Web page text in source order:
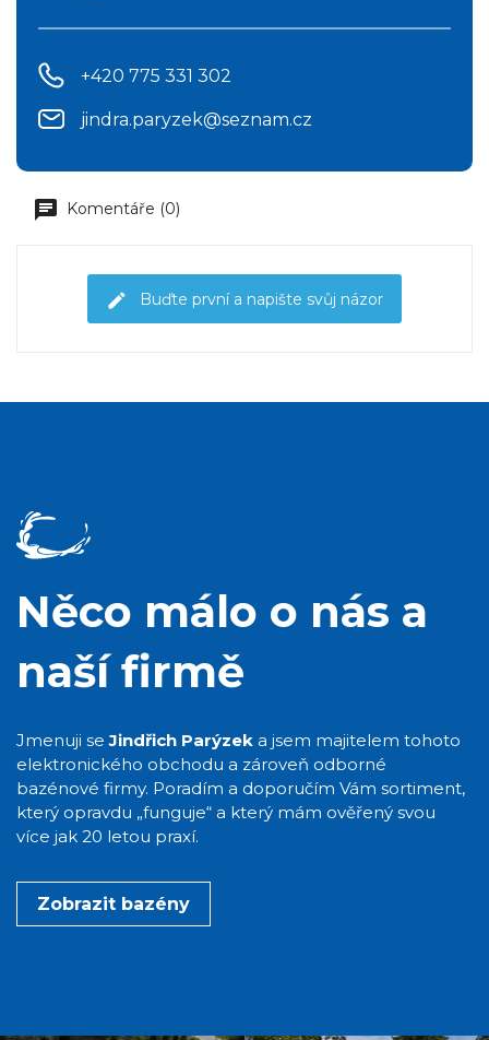
+420 775 331 302
jindra.paryzek@seznam.cz
Komentáře (0)
Buďte první a napište svůj názor
Něco málo o nás a
naší firmě
Jmenuji seJindřich Parýzek a jsem majitelem tohoto
elektronického obchodu a zároveň odborné
bazénové firmy. Poradím a doporučím Vám sortiment,
který opravdu „funguje“ a který mám ověřený svou
více jak 20 letou praxí.
Zobrazit bazény